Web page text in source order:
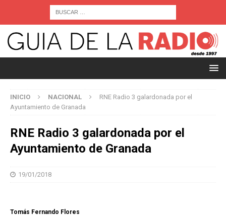
INICIO NACIONAL
RNE Radio 3 galardonada por el
Ayuntamiento de Granada
RNE Radio 3 galardonada por el
Ayuntamiento de Granada
19/01/2018
Tomás Fernando Flores